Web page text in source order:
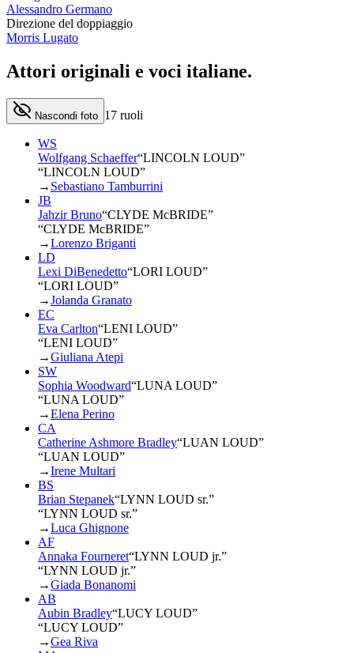
Alessandro Germano
Direzione del doppiaggio
Morris Lugato
Attori originali e voci italiane.
Nascondi foto 17 ruoli
WS
Wolfgang Schaeffer“LINCOLN LOUD”
“LINCOLN LOUD”
→ Sebastiano Tamburrini
JB
Jahzir Bruno“CLYDE McBRIDE”
“CLYDE McBRIDE”
→Lorenzo Briganti
LD
Lexi DiBenedetto“LORI LOUD”
“LORI LOUD”
→Jolanda Granato
EC
Eva Carlton“LENI LOUD”
“LENI LOUD”
→Giuliana Atepi
SW
Sophia Woodward“LUNA LOUD”
“LUNA LOUD”
→Elena Perino
CA
Catherine Ashmore Bradley“LUAN LOUD”
“LUAN LOUD”
→Irene Multari
BS
Brian Stepanek“LYNN LOUD sr.”
“LYNN LOUD sr.”
→Luca Ghignone
AF
Annaka Fourneret“LYNN LOUD jr.”
“LYNN LOUD jr.”
→Giada Bonanomi
AB
Aubin Bradley“LUCY LOUD”
“LUCY LOUD”
→Gea Riva